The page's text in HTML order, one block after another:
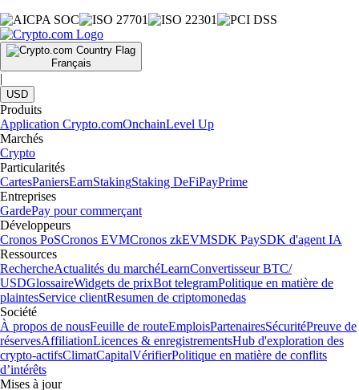
Français
|
USD
Produits
Application Crypto.comOnchainLevel Up
Marchés
Crypto
Particularités
CartesPaniersEarnStakingStaking DeFiPayPrime
Entreprises
GardePay pour commerçant
Développeurs
Cronos PoSCronos EVMCronos zkEVMSDK PaySDK d'agent IA
Ressources
RechercheActualités du marchéLearnConvertisseur BTC/
USDGlossaireWidgets de prixBot telegramPolitique en matière de
plaintesService clientResumen de criptomonedas
Société
À propos de nousFeuille de routeEmploisPartenairesSécuritéPreuve de
réservesAffiliationLicences & enregistrementsHub d'exploration des
crypto-actifsClimatCapitalVérifierPolitique en matière de conflits
d’intérêts
Mises à jour